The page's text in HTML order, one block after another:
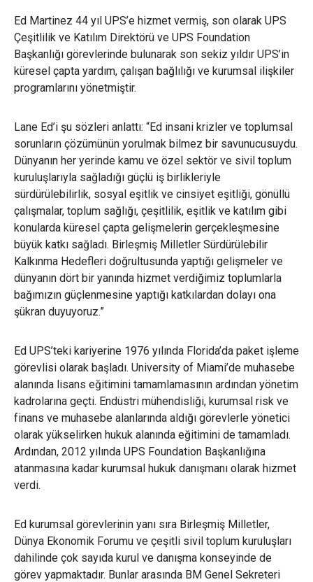
Ed Martinez 44 yıl UPS’e hizmet vermiş, son olarak UPS
Çeşitlilik ve Katılım Direktörü ve UPS Foundation
Başkanlığı görevlerinde bulunarak son sekiz yıldır UPS’in
küresel çapta yardım, çalışan bağlılığı ve kurumsal ilişkiler
programlarını yönetmiştir.
Lane Ed’i şu sözleri anlattı: “Ed insani krizler ve toplumsal
sorunların çözümünün yorulmak bilmez bir savunucusuydu.
Dünyanın her yerinde kamu ve özel sektör ve sivil toplum
kuruluşlarıyla sağladığı güçlü iş birlikleriyle
sürdürülebilirlik, sosyal eşitlik ve cinsiyet eşitliği, gönüllü
çalışmalar, toplum sağlığı, çeşitlilik, eşitlik ve katılım gibi
konularda küresel çapta gelişmelerin gerçekleşmesine
büyük katkı sağladı. Birleşmiş Milletler Sürdürülebilir
Kalkınma Hedefleri doğrultusunda yaptığı gelişmeler ve
dünyanın dört bir yanında hizmet verdiğimiz toplumlarla
bağımızın güçlenmesine yaptığı katkılardan dolayı ona
şükran duyuyoruz.”
Ed UPS’teki kariyerine 1976 yılında Florida’da paket işleme
görevlisi olarak başladı. University of Miami’de muhasebe
alanında lisans eğitimini tamamlamasının ardından yönetim
kadrolarına geçti. Endüstri mühendisliği, kurumsal risk ve
finans ve muhasebe alanlarında aldığı görevlerle yönetici
olarak yükselirken hukuk alanında eğitimini de tamamladı.
Ardından, 2012 yılında UPS Foundation Başkanlığına
atanmasına kadar kurumsal hukuk danışmanı olarak hizmet
verdi.
Ed kurumsal görevlerinin yanı sıra Birleşmiş Milletler,
Dünya Ekonomik Forumu ve çeşitli sivil toplum kuruluşları
dahilinde çok sayıda kurul ve danışma konseyinde de
görev yapmaktadır. Bunlar arasında BM Genel Sekreteri